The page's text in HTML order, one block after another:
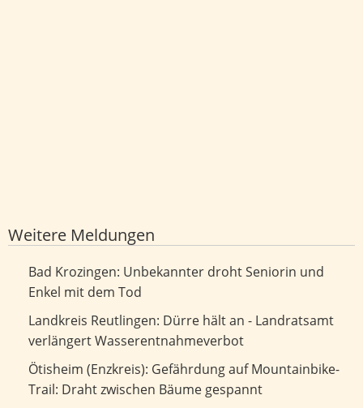
Weitere Meldungen
Unbekannter droht Seniorin und Enkel mit dem Tod
Bad Krozingen: Unbekannter droht Seniorin und
Enkel mit dem Tod
Dürre hält an - Landratsamt verlängert
Wasserentnahmeverbot
Landkreis Reutlingen: Dürre hält an - Landratsamt
verlängert Wasserentnahmeverbot
Gefährdung auf Mountainbike-Trail: Draht zwischen
Bäume gespannt
Ötisheim (Enzkreis): Gefährdung auf Mountainbike-
Trail: Draht zwischen Bäume gespannt